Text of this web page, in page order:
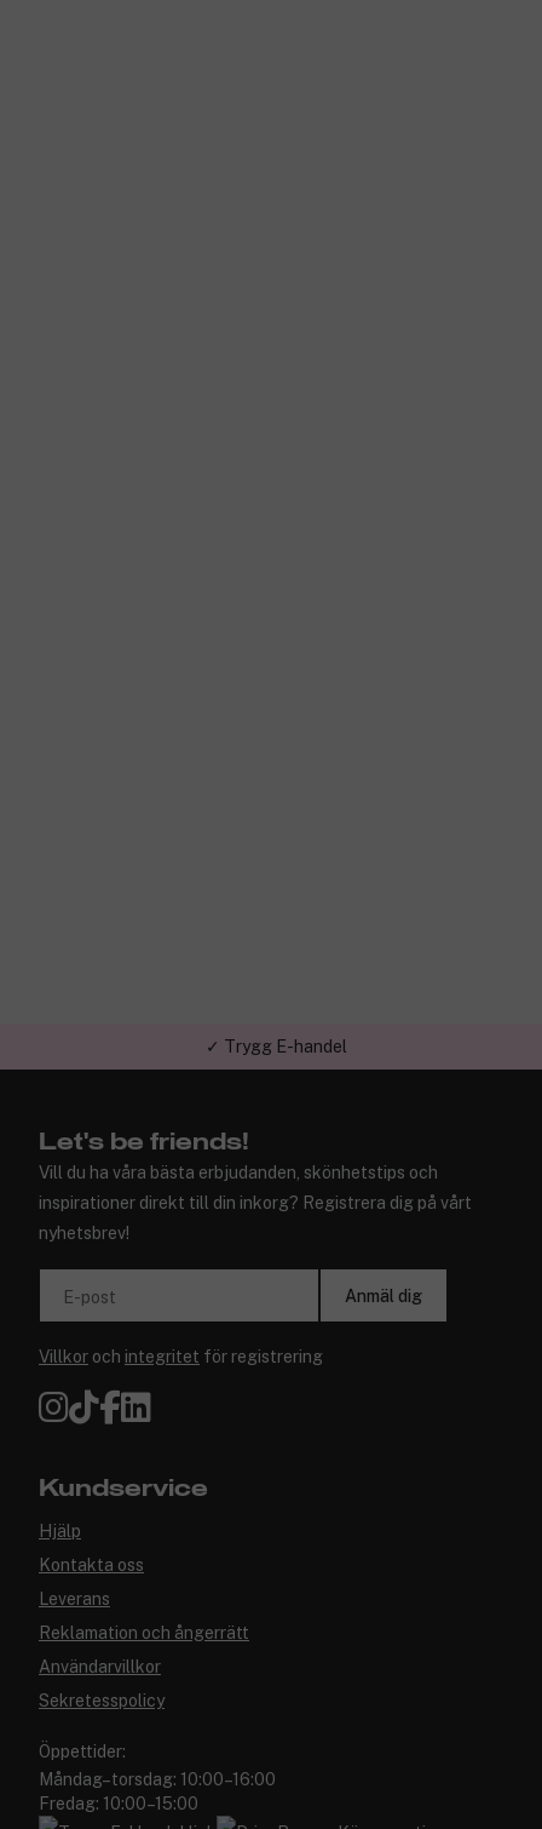
✓ Trygg E-handel
Let's be friends!
Vill du ha våra bästa erbjudanden, skönhetstips och
inspirationer direkt till din inkorg? Registrera dig på vårt
nyhetsbrev!
E-post Anmäl dig
Villkor och integritet för registrering
Kundservice
Hjälp
Kontakta oss
Leverans
Reklamation och ångerrätt
Användarvillkor
Sekretesspolicy
Öppettider:
Måndag–torsdag: 10:00–16:00
Fredag: 10:00–15:00